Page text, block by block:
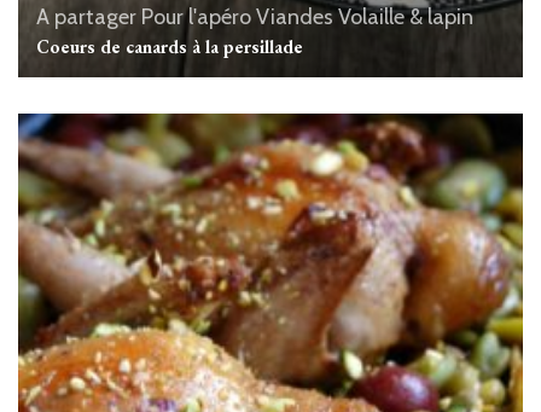
A partager Pour l'apéroViandesVolaille & lapin
Coeurs de canards à la persillade